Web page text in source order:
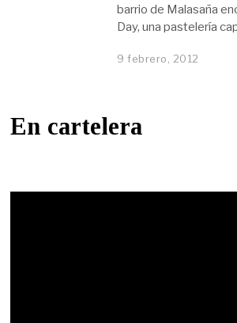
barrio de Malasaña
Day, una pastelería
9 febrero, 2012
En cartelera